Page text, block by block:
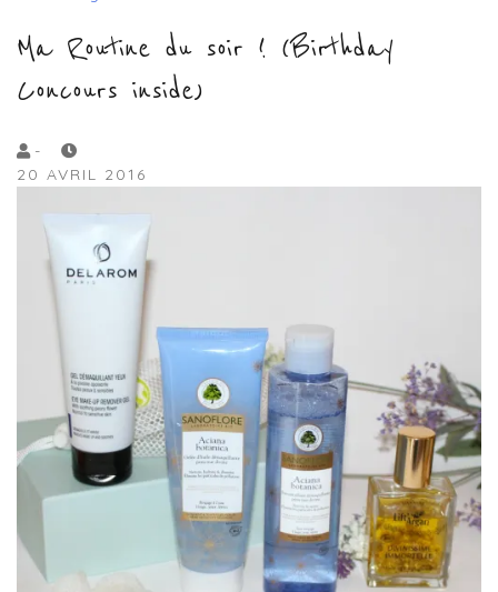
Ma Routine du soir ! (Birthday
Concours inside)
by
Lola
-
20 AVRIL 2016